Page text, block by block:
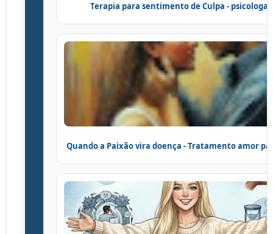
Terapia para sentimento de Culpa - psicologa
Quando a Paixão vira doença - Tratamento amor